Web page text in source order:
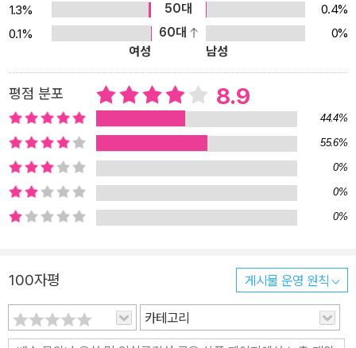
1.3%
50대
0.4%
0.1%
60대
0%
여성
남성
평점 분포 8.9
44.4%
55.6%
0%
0%
0%
100자평 게시물 운영 원칙
카테고리